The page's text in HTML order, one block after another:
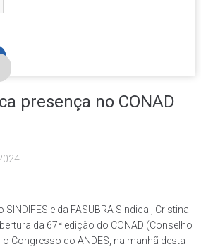
presença no CONAD
e da FASUBRA Sindical, Cristina
da 67ª edição do CONAD (Conselho
o Congresso do ANDES, na manhã desta